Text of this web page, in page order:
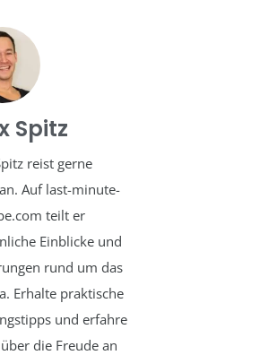
Spitz
reist gerne
Auf last-minute-
teilt er
Einblicke und
rund um das
Erhalte praktische
und erfahre
die Freude an